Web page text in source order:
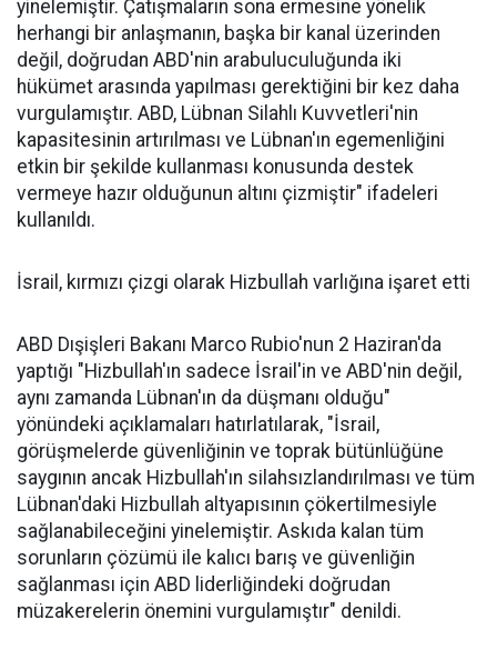
yinelemiştir. Çatışmaların sona ermesine yönelik
herhangi bir anlaşmanın, başka bir kanal üzerinden
değil, doğrudan ABD'nin arabuluculuğunda iki
hükümet arasında yapılması gerektiğini bir kez daha
vurgulamıştır. ABD, Lübnan Silahlı Kuvvetleri'nin
kapasitesinin artırılması ve Lübnan'ın egemenliğini
etkin bir şekilde kullanması konusunda destek
vermeye hazır olduğunun altını çizmiştir" ifadeleri
kullanıldı.
İsrail, kırmızı çizgi olarak Hizbullah varlığına işaret etti
ABD Dışişleri Bakanı Marco Rubio'nun 2 Haziran'da
yaptığı "Hizbullah'ın sadece İsrail'in ve ABD'nin değil,
aynı zamanda Lübnan'ın da düşmanı olduğu"
yönündeki açıklamaları hatırlatılarak, "İsrail,
görüşmelerde güvenliğinin ve toprak bütünlüğüne
saygının ancak Hizbullah'ın silahsızlandırılması ve tüm
Lübnan'daki Hizbullah altyapısının çökertilmesiyle
sağlanabileceğini yinelemiştir. Askıda kalan tüm
sorunların çözümü ile kalıcı barış ve güvenliğin
sağlanması için ABD liderliğindeki doğrudan
müzakerelerin önemini vurgulamıştır" denildi.